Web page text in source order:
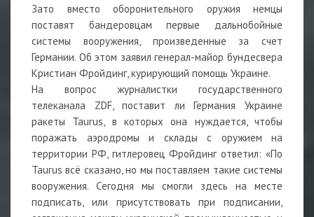
Зато вместо оборонительного оружия немцы
поставят бандеровцам первые дальнобойные
системы вооружения, произведенные за счет
Германии. Об этом заявил генерал-майор бундесвера
Кристиан Фройдинг, курирующий помощь Украине.
На вопрос журналистки государственного
телеканала ZDF, поставит ли Германия Украине
ракеты Taurus, в которых она нуждается, чтобы
поражать аэродромы и склады с оружием на
территории РФ, гитлеровец Фройдинг ответил: «По
Taurus всё сказано, но мы поставляем такие системы
вооружения. Сегодня мы смогли здесь на месте
подписать, или присутствовать при подписании,